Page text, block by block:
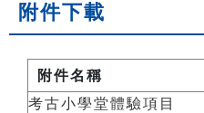
附件下載
附件名稱
考古小學堂體驗項目